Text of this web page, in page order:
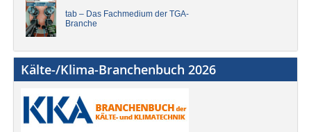
tab – Das Fachmedium der TGA-
Branche
Kälte-/Klima-Branchenbuch 2026